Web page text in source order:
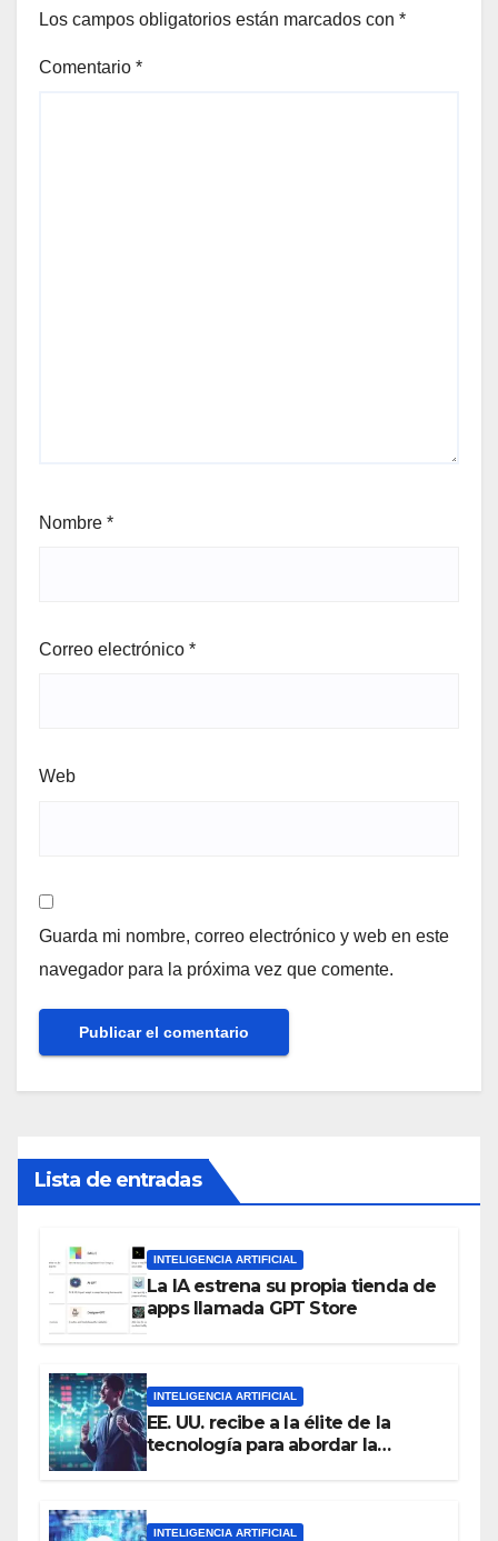
Los campos obligatorios están marcados con *
Comentario *
Nombre *
Correo electrónico *
Web
Guarda mi nombre, correo electrónico y web en este
navegador para la próxima vez que comente.
Lista de entradas
INTELIGENCIA ARTIFICIAL
La IA estrena su propia tienda de
apps llamada GPT Store
INTELIGENCIA ARTIFICIAL
EE. UU. recibe a la élite de la
tecnología para abordar la
INTELIGENCIA ARTIFICIAL